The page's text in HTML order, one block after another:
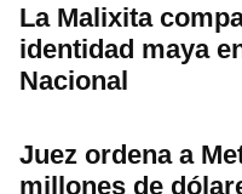
La Malixita
identidad maya
Nacional
Juez ordena a
millones de